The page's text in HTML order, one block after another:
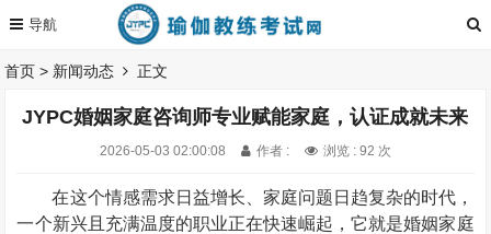
首页 > 新闻动态 正文
JYPC婚姻家庭咨询师专业赋能家庭，认证成就未来
2026-05-03 02:00:08 作者 : 浏览 : 92 次
在这个情感需求日益增长、家庭问题日趋复杂的时代，
一个新兴且充满温度的职业正在快速崛起，它就是婚姻家庭